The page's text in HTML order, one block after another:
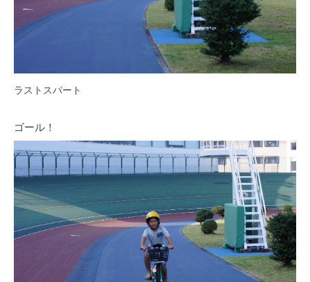
ラストスパート
ゴール！